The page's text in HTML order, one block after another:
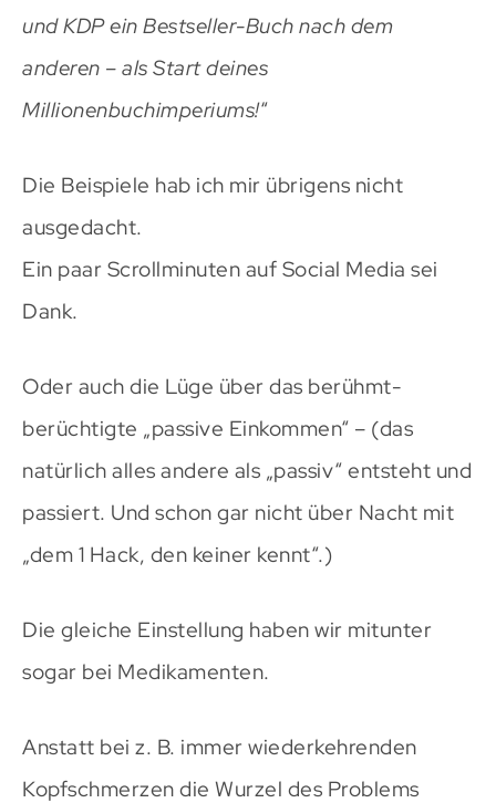
und KDP ein Bestseller-Buch nach dem
anderen – als Start deines
Millionenbuchimperiums!“
Die Beispiele hab ich mir übrigens nicht
ausgedacht.
Ein paar Scrollminuten auf Social Media sei
Dank.
Oder auch die Lüge über das berühmt-
berüchtigte „passive Einkommen“ – (das
natürlich alles andere als „passiv“ entsteht und
passiert. Und schon gar nicht über Nacht mit
„dem 1 Hack, den keiner kennt“.)
Die gleiche Einstellung haben wir mitunter
sogar bei Medikamenten.
Anstatt bei z. B. immer wiederkehrenden
Kopfschmerzen die Wurzel des Problems